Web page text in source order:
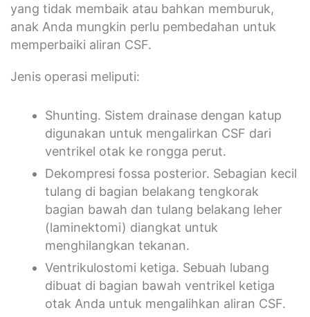
yang tidak membaik atau bahkan memburuk,
anak Anda mungkin perlu pembedahan untuk
memperbaiki aliran CSF.
Jenis operasi meliputi:
Shunting. Sistem drainase dengan katup
digunakan untuk mengalirkan CSF dari
ventrikel otak ke rongga perut.
Dekompresi fossa posterior. Sebagian kecil
tulang di bagian belakang tengkorak
bagian bawah dan tulang belakang leher
(laminektomi) diangkat untuk
menghilangkan tekanan.
Ventrikulostomi ketiga. Sebuah lubang
dibuat di bagian bawah ventrikel ketiga
otak Anda untuk mengalihkan aliran CSF.